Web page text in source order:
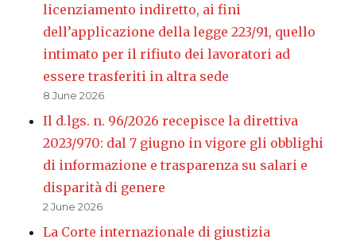
licenziamento indiretto, ai fini
dell’applicazione della legge 223/91, quello
intimato per il rifiuto dei lavoratori ad
essere trasferiti in altra sede
8 June 2026
Il d.lgs. n. 96/2026 recepisce la direttiva
2023/970: dal 7 giugno in vigore gli obblighi
di informazione e trasparenza su salari e
disparità di genere
2 June 2026
La Corte internazionale di giustizia